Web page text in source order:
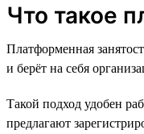
Что такое
Платформенная
и берёт на себя
Такой подход удобен
предлагают